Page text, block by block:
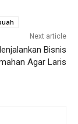
Next article
Bisnis
Agar Laris